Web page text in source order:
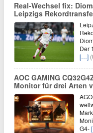
Real-Wechsel fix:
Leipzigs
Der
[…]
AOC GAMING
Monitor für drei Arten
G4-